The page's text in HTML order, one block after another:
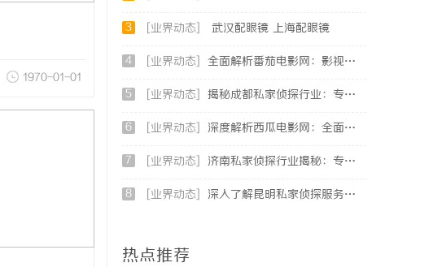
1970-01-01
3 [业界动态] 武汉配眼镜 上海配眼镜
4 [业界动态] 全面解析番茄电影网：影视爱好者的最佳资源站
5 [业界动态] 揭秘成都私家侦探行业：专业服务助力城市安宁
6 [业界动态] 深度解析西瓜电影网：全面体验影视娱乐新天地
7 [业界动态] 济南私家侦探行业揭秘：专业服务与案件解析全方位指南
8 [业界动态] 深入了解昆明私家侦探服务的重要性与选择指南
热点推荐